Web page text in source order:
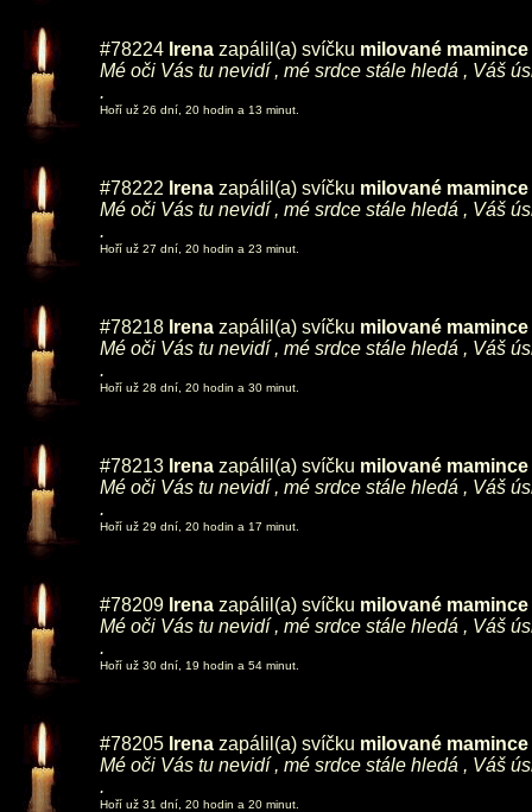
#78224 Irena zapálil(a) svíčku milované
Mé oči Vás tu nevidí , mé srdce stále hledá , Váš
.
Hoří už 26 dní, 20 hodin a 13 minut.
#78222 Irena zapálil(a) svíčku milované
Mé oči Vás tu nevidí , mé srdce stále hledá , Váš
.
Hoří už 27 dní, 20 hodin a 23 minut.
#78218 Irena zapálil(a) svíčku milované
Mé oči Vás tu nevidí , mé srdce stále hledá , Váš
.
Hoří už 28 dní, 20 hodin a 30 minut.
#78213 Irena zapálil(a) svíčku milované
Mé oči Vás tu nevidí , mé srdce stále hledá , Váš
.
Hoří už 29 dní, 20 hodin a 17 minut.
#78209 Irena zapálil(a) svíčku milované
Mé oči Vás tu nevidí , mé srdce stále hledá , Váš
.
Hoří už 30 dní, 19 hodin a 54 minut.
#78205 Irena zapálil(a) svíčku milované
Mé oči Vás tu nevidí , mé srdce stále hledá , Váš
.
Hoří už 31 dní, 20 hodin a 20 minut.